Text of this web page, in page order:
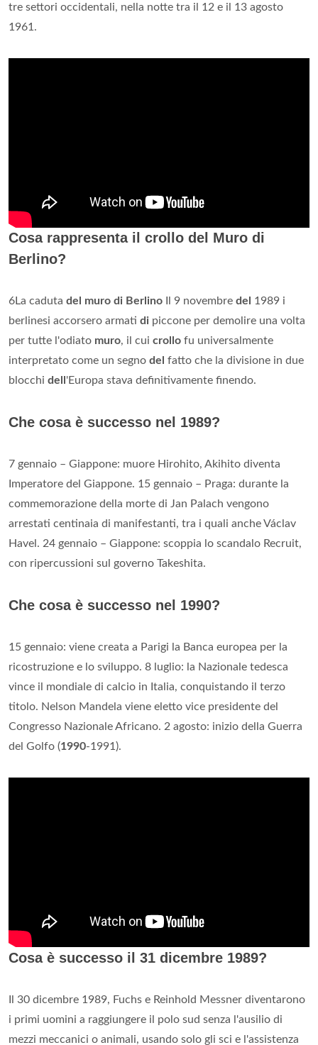
tre settori occidentali, nella notte tra il 12 e il 13 agosto
1961.
Cosa rappresenta il crollo del Muro di
Berlino?
6La caduta del muro di Berlino Il 9 novembre del
1989 i
berlinesi accorsero armati di piccone per demolire una volta
per tutte l'odiato muro, il cui crollo fu universalmente
interpretato come un segno del fatto che la divisione in due
blocchi dell 'Europa stava definitivamente finendo.
Che cosa è successo nel 1989?
7 gennaio – Giappone: muore Hirohito, Akihito diventa
Imperatore del Giappone. 15 gennaio – Praga: durante la
commemorazione della morte di Jan Palach vengono
arrestati centinaia di manifestanti, tra i quali anche Václav
Havel. 24 gennaio – Giappone: scoppia lo scandalo Recruit,
con ripercussioni sul governo Takeshita.
Che cosa è successo nel 1990?
15 gennaio: viene creata a Parigi la Banca europea per la
ricostruzione e lo sviluppo. 8 luglio: la Nazionale tedesca
vince il mondiale di calcio in Italia, conquistando il terzo
titolo. Nelson Mandela viene eletto vice presidente del
Congresso Nazionale Africano. 2 agosto: inizio della Guerra
del Golfo (1990-1991).
Cosa è successo il 31 dicembre 1989?
Il 30 dicembre 1989, Fuchs e Reinhold Messner diventarono
i primi uomini a raggiungere il polo sud senza l'ausilio di
mezzi meccanici o animali, usando solo gli sci e l'assistenza